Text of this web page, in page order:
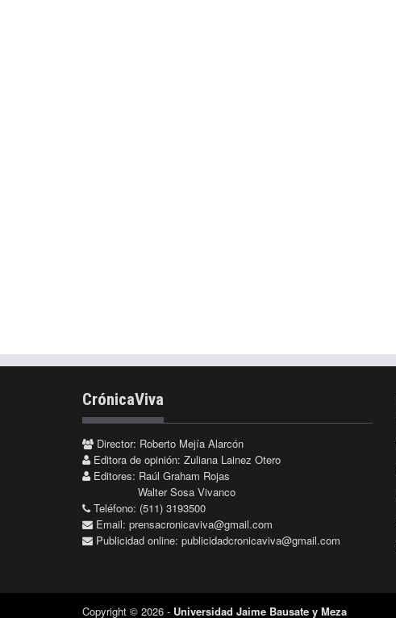
CrónicaViva
Director: Roberto Mejía Alarcón
Editora de opinión: Zuliana Lainez Otero
Editores: Raúl Graham Rojas
Walter Sosa Vivanco
Teléfono: (511) 3193500
Email: prensacronicaviva@gmail.com
Publicidad online: publicidadcronicaviva@gmail.com
Copyright © 2026 - Universidad Jaime Bausate y Meza